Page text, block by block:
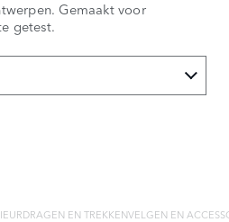
Gemaakt voor
getest.
DRAGEN EN TREKKENVELGEN EN